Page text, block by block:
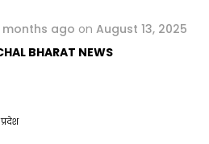
months ago on August 13, 2025
BHARAT NEWS